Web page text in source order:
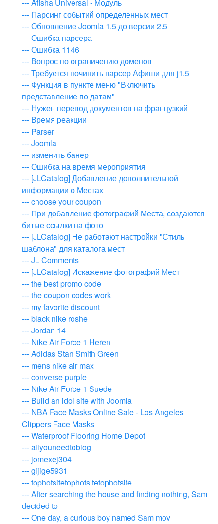
--- Afisha Universal - Модуль
--- Парсинг событий определенных мест
--- Обновление Joomla 1.5 до версии 2.5
--- Ошибка парсера
--- Ошибка 1146
--- Вопрос по ограничению доменов
--- Требуется починить парсер Афиши для j1.5
--- Функция в пункте меню "Включить
представление по датам"
--- Нужен перевод документов на французкий
--- Время реакции
--- Parser
--- Joomla
--- изменить банер
--- Ошибка на время мероприятия
--- [JLCatalog] Добавление дополнительной
информации о Местах
--- choose your coupon
--- При добавление фотографий Места, создаются
битые ссылки на фото
--- [JLCatalog] Не работают настройки "Стиль
шаблона" для каталога мест
--- JL Comments
--- [JLCatalog] Искажение фотографий Мест
--- the best promo code
--- the coupon codes work
--- my favorite discount
--- black nike roshe
--- Jordan 14
--- Nike Air Force 1 Heren
--- Adidas Stan Smith Green
--- mens nike air max
--- converse purple
--- Nike Air Force 1 Suede
--- Build an idol site with Joomla
--- NBA Face Masks Online Sale - Los Angeles
Clippers Face Masks
--- Waterproof Flooring Home Depot
--- allyouneedtoblog
--- jomexej304
--- gijige5931
--- tophotsitetophotsitetophotsite
--- After searching the house and finding nothing, Sam
decided to
--- One day, a curious boy named Sam mov